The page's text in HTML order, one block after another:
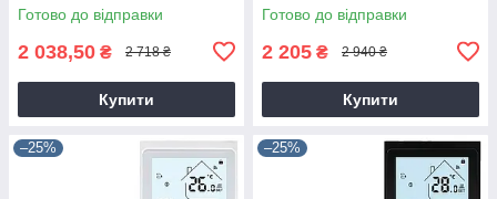
PWT-002
Готово до відправки
2 038,50 ₴ 2 718 ₴
Купити
PWT-002
Готово до відправки
2 205 ₴ 2 940 ₴
Купити
–25% –25%